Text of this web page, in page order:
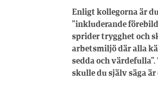
Enligt kollegorna är
”inkluderande
sprider trygghet och
arbetsmiljö där alla
sedda och värdefulla”.
skulle du själv säga